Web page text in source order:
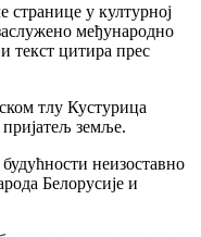
странице у културној
међународно
текст цитира прес
тлу Кустурица
земље.
неизоставно
Белорусије и